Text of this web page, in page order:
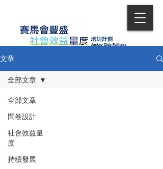
文章
全部文章
問卷設計
社會效益量
度
持續發展
全部文章